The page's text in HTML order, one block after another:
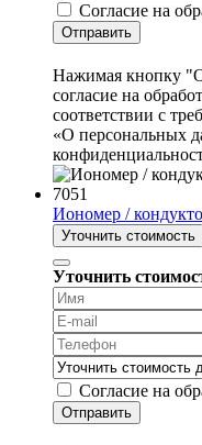
Согласие на
Отправить
Нажимая кнопку
согласие на
соответствии с
«О персональных
Иономер /
Уточнить стоимость
Уточнить
Согласие на
Отправить